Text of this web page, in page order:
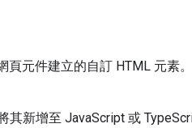
頁元件建立的自訂 HTML 元素
其新增至 JavaScript 或